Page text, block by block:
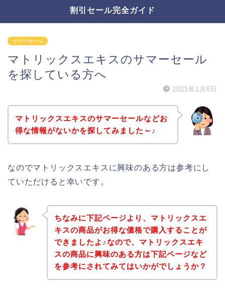
割引セール完全ガイド
サマーセール
マトリックスエキスのサマーセール
を探している方へ
2021年1月6日
マトリックスエキスのサマーセールなどお
得な情報がないかを探してみました～♪
なのでマトリックスエキスに興味のある方は参考にし
ていただけると幸いです。
ちなみに下記ページより、マトリックスエ
キスの商品がお得な価格で購入することが
できましたよ♪なので、マトリックスエキ
スの商品に興味のある方は下記ページなど
を参考にされてみてはいかがでしょうか？